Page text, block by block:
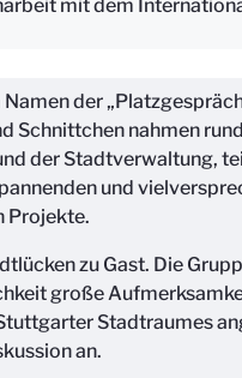
mit dem
der
Schnittchen nahmen
der Stadtverwaltung,
und
Projekte.
zu Gast. Die
große
Stadtraumes
an.